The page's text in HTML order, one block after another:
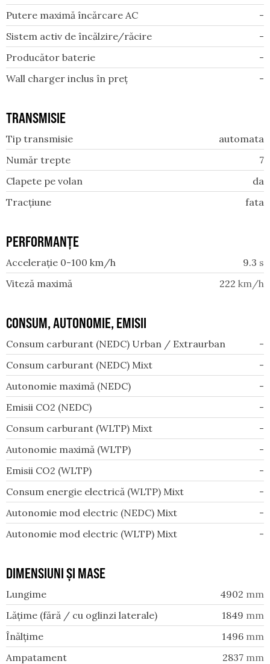
Putere maximă încărcare AC
-
Sistem activ de încălzire/răcire
-
Producător baterie
-
Wall charger inclus în preț
-
TRANSMISIE
Tip transmisie
automata
Număr trepte
7
Clapete pe volan
da
Tracțiune
fata
PERFORMANȚE
Accelerație 0-100 km/h 9.3 s
Viteză maximă
222 km/h
CONSUM, AUTONOMIE, EMISII
Consum carburant (NEDC) Urban / Extraurban
-
Consum carburant (NEDC) Mixt
-
Autonomie maximă (NEDC)
-
Emisii CO2 (NEDC)
-
Consum carburant (WLTP) Mixt
-
Autonomie maximă (WLTP)
-
Emisii CO2 (WLTP)
-
Consum energie electrică (WLTP) Mixt
-
Autonomie mod electric (NEDC) Mixt
-
Autonomie mod electric (WLTP) Mixt
-
DIMENSIUNI ȘI MASE
Lungime 4902 mm
Lățime (fără / cu oglinzi laterale)
1849 mm
Înălțime
1496 mm
Ampatament
2837 mm